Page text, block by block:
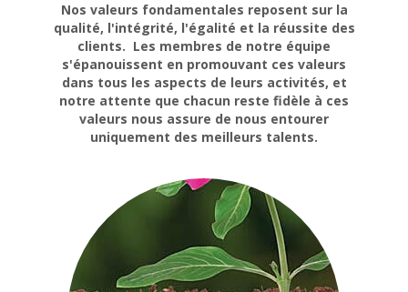
Nos valeurs fondamentales reposent sur la
qualité, l'intégrité, l'égalité et la réussite des
clients. Les membres de notre équipe
s'épanouissent en promouvant ces valeurs
dans tous les aspects de leurs activités, et
notre attente que chacun reste fidèle à ces
valeurs nous assure de nous entourer
uniquement des meilleurs talents.